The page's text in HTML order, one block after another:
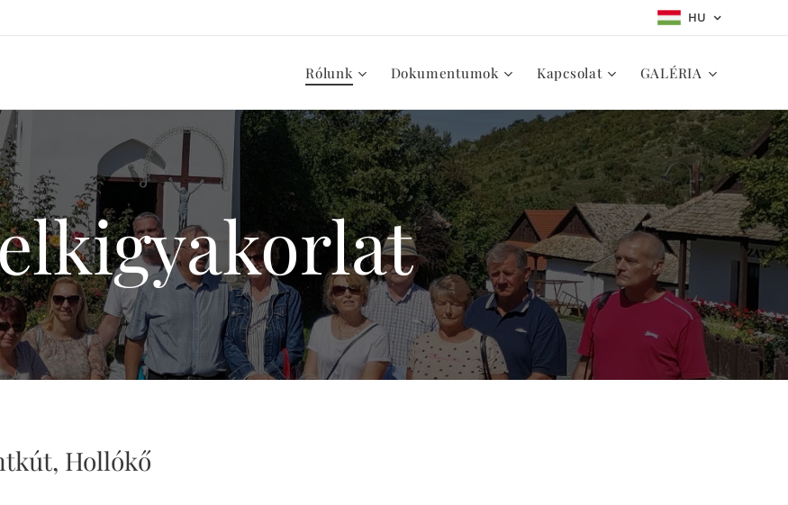
HU
Rólunk Dokumentumok Kapcsolat GALÉRIA
Hollókő